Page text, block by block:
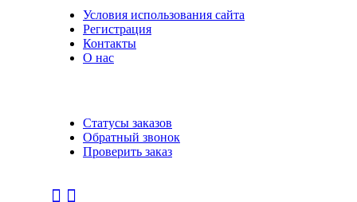
Условия использования сайта
Регистрация
Контакты
О нас
Статусы заказов
Обратный звонок
Проверить заказ